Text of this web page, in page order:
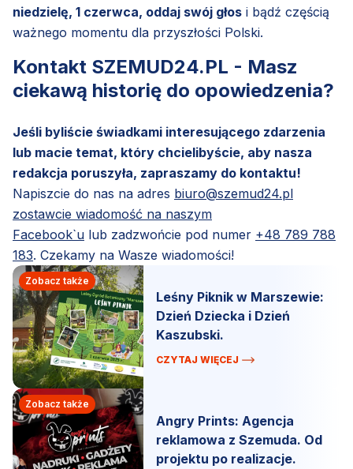
niedzielę, 1 czerwca, oddaj swój głos i bądź częścią
ważnego momentu dla przyszłości Polski.
Kontakt SZEMUD24.PL - Masz
ciekawą historię do opowiedzenia?
Jeśli byliście świadkami interesującego zdarzenia
lub macie temat, który chcielibyście, aby nasza
redakcja poruszyła, zapraszamy do kontaktu!
Napiszcie do nas na adres biuro@szemud24.pl
zostawcie wiadomość na naszym
Facebook`u lub zadzwońcie pod numer +48 789 788
183. Czekamy na Wasze wiadomości!
Zobacz także
Leśny Piknik w Marszewie:
Dzień Dziecka i Dzień
Kaszubski.
CZYTAJ WIĘCEJ
Zobacz także
Angry Prints: Agencja
reklamowa z Szemuda. Od
projektu po realizacje.